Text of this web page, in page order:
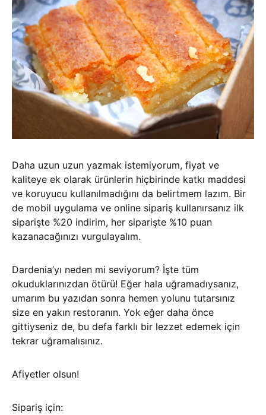
Daha uzun uzun yazmak istemiyorum, fiyat ve
kaliteye ek olarak ürünlerin hiçbirinde katkı maddesi
ve koruyucu kullanılmadığını da belirtmem lazım. Bir
de mobil uygulama ve online sipariş kullanırsanız ilk
siparişte %20 indirim, her siparişte %10 puan
kazanacağınızı vurgulayalım.
Dardenia’yı neden mi seviyorum? İşte tüm
okuduklarınızdan ötürü! Eğer hala uğramadıysanız,
umarım bu yazıdan sonra hemen yolunu tutarsınız
size en yakın restoranın. Yok eğer daha önce
gittiyseniz de, bu defa farklı bir lezzet edemek için
tekrar uğramalısınız.
Afiyetler olsun!
Sipariş için: